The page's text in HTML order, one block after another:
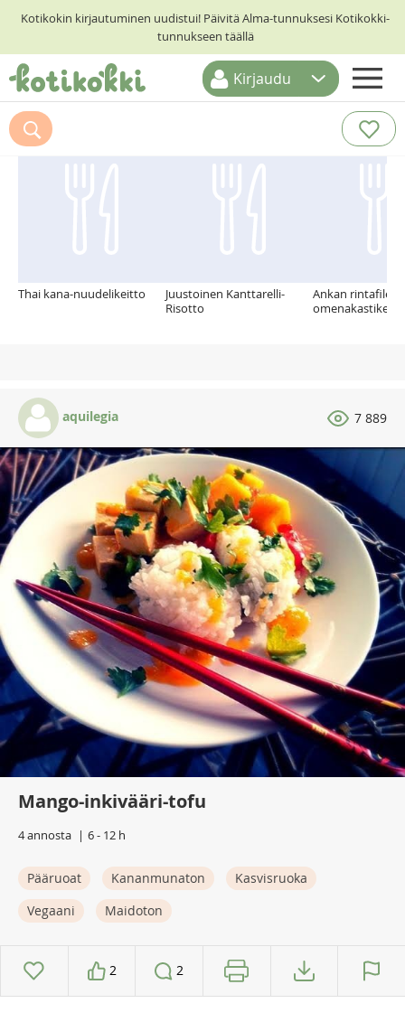
Kotikokin kirjautuminen uudistui! Päivitä Alma-tunnuksesi Kotikokki-
tunnukseen täällä
ETUSIVU
RESEPTIHAKU
Kirjaudu
Suosittelemme myös
Thai kana-nuudelikeitto
Juustoinen Kanttarelli-
Risotto
Ankan
omenakastiketta
aquilegia 7 889
Mango-inkivääri-tofu
4 annosta 6 - 12 h
Pääruoat Kananmunaton
Kasvisruoka
Vegaani
Maidoton
2 2